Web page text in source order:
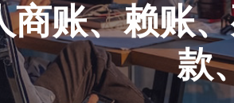
商账、赖账
款